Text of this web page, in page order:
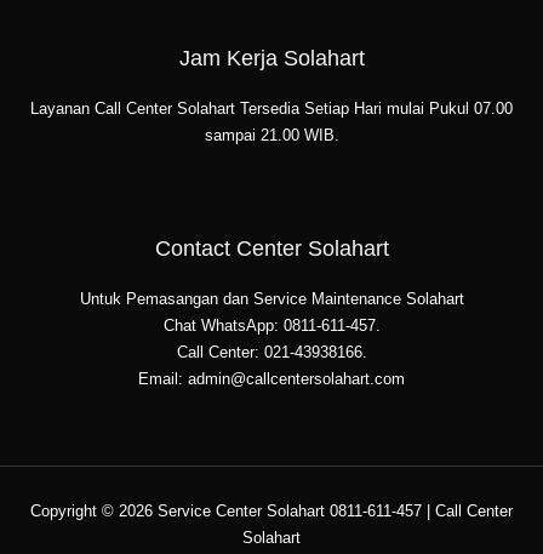
Jam Kerja Solahart
Layanan Call Center Solahart Tersedia Setiap Hari mulai Pukul 07.00
sampai 21.00 WIB.
Contact Center Solahart
Untuk Pemasangan dan Service Maintenance Solahart
Chat WhatsApp: 0811-611-457.
Call Center: 021-43938166.
Email: admin@callcentersolahart.com
Copyright © 2026 Service Center Solahart 0811-611-457 | Call Center
Solahart